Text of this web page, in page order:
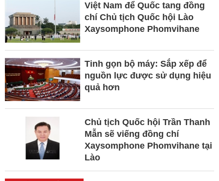
Việt Nam để Quốc tang đồng
chí Chủ tịch Quốc hội Lào
Xaysomphone Phomvihane
Tinh gọn bộ máy: Sắp xếp để
nguồn lực được sử dụng hiệu
quả hơn
Chủ tịch Quốc hội Trần Thanh
Mẫn sẽ viếng đồng chí
Xaysomphone Phomvihane tại
Lào